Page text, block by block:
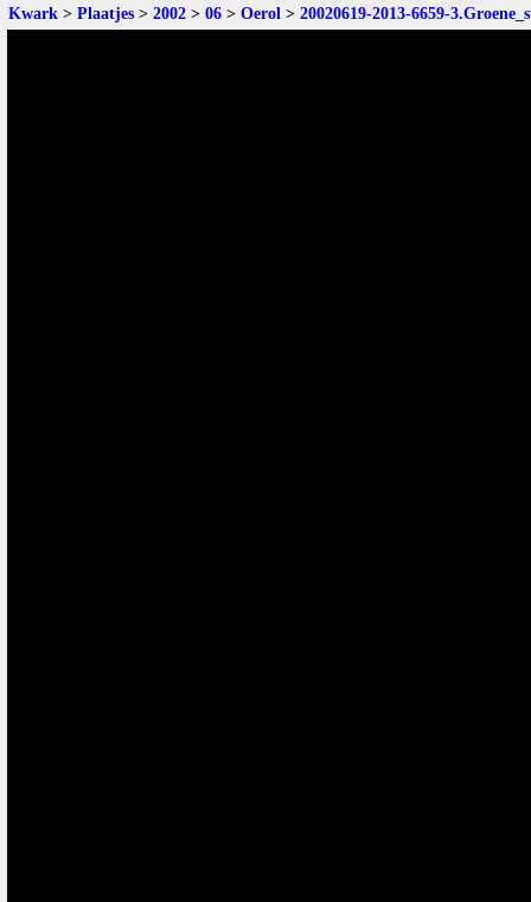
Kwark > Plaatjes > 2002 > 06 > Oerol > 20020619-2013-6659-